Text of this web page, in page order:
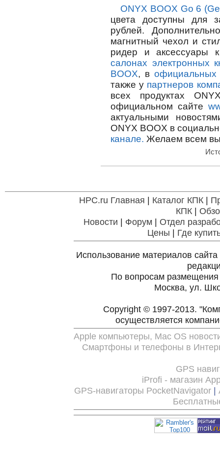
ONYX BOOX Go 6
цвета доступны для
рублей.
магнитный чехол и
ридер и
салонах электронных
BOOX, в официальных
также у партнеров
всех продуктах
официальном сайте
актуальными
ONYX BOOX в
канале. Желаем всем
HPC.ru Главная | Каталог КПК|
КПК|
Новости | Форум | Отдел
Цены | Где
Использование материалов
По вопросам
Москва, ул.
Copyright © 1997-2013.
осуществляется
Apple компьютеры, Mac OS
Смартфоны и телефоны в
GPS
iProfi - магазин
GPS-навигаторы PocketNavigator |